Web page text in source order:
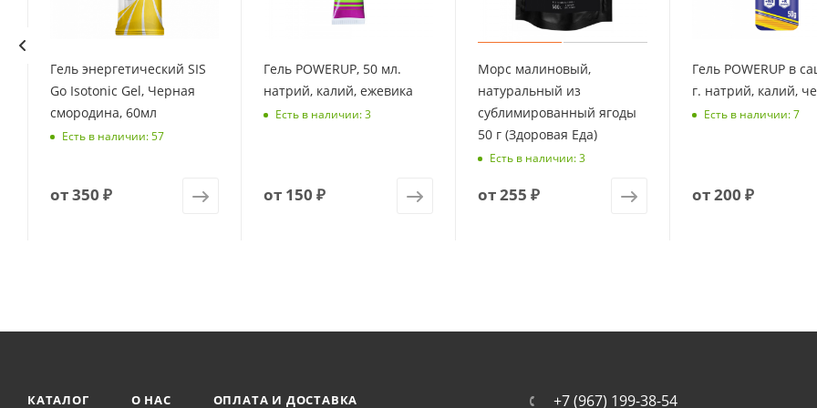
Гель энергетический SIS
Go Isotonic Gel, Черная
смородина, 60мл
Есть в наличии: 57
от350 ₽
Гель POWERUP, 50 мл.
натрий, калий, ежевика
Есть в наличии: 3
от 150 ₽
Морс малиновый,
натуральный из
сублимированный ягоды
50 г (Здоровая Еда)
Есть в наличии: 3
от255 ₽
Гель POWERUP в
г. натрий, калий,
Есть в наличии: 7
от200 ₽
КАТАЛОГ О НАС ОПЛАТА И ДОСТАВКА +7 (967) 199-38-54